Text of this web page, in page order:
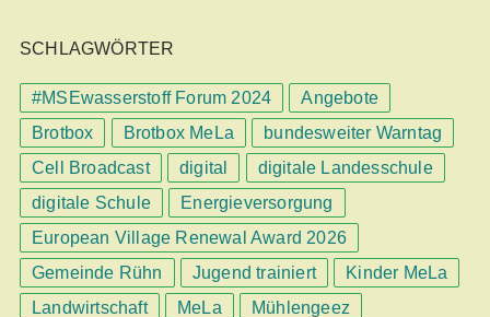
SCHLAGWÖRTER
#MSEwasserstoff Forum 2024
Angebote
Brotbox
Brotbox MeLa
bundesweiter Warntag
Cell Broadcast
digital
digitale Landesschule
digitale Schule
Energieversorgung
European Village Renewal Award 2026
Gemeinde Rühn
Jugend trainiert
Kinder MeLa
Landwirtschaft
MeLa
Mühlengeez